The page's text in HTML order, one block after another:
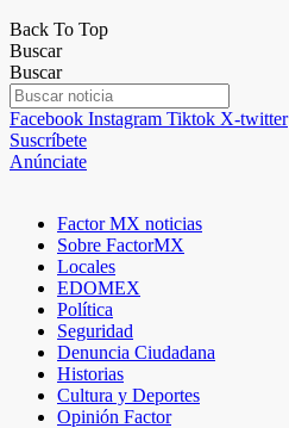
Back To Top
Buscar
Buscar
Facebook Instagram Tiktok X-twitter
Suscríbete
Anúnciate
Factor MX noticias
Sobre FactorMX
Locales
EDOMEX
Política
Seguridad
Denuncia Ciudadana
Historias
Cultura y Deportes
Opinión Factor